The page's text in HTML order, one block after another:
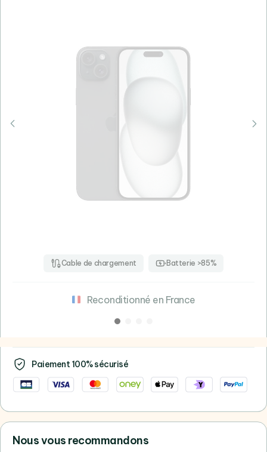
Cable de chargement Batterie >85%
Reconditionné en France
Paiement 100% sécurisé
Nous vous recommandons